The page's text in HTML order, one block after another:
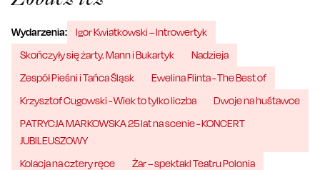
Wydarzenia:
Igor Kwiatkowski – Introwertyk
Skończyły się żarty. Mann i Bukartyk
Nadzieja
Zespół Pieśni i Tańca Śląsk
Ewelina Flinta - The Best of
Krzysztof Cugowski - Wiek to tylko liczba
Dwoje na huśtawce
PATRYCJA MARKOWSKA 25 lat na scenie - KONCERT
JUBILEUSZOWY
Kolacja na cztery ręce
Żar – spektakl Teatru Polonia